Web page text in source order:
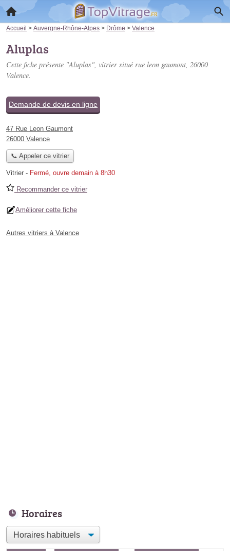
Accueil > Auvergne-Rhône-Alpes > Drôme > Valence
Aluplas
Cette fiche présente "Aluplas", vitrier situé rue leon gaumont, 26000
Valence.
Demande de devis en ligne
47 Rue Leon Gaumont
26000 Valence
📞 Appeler ce vitrier
Vitrier - Fermé, ouvre demain à 8h30
Recommander ce vitrier
Améliorer cette fiche
Autres vitriers à Valence
Horaires